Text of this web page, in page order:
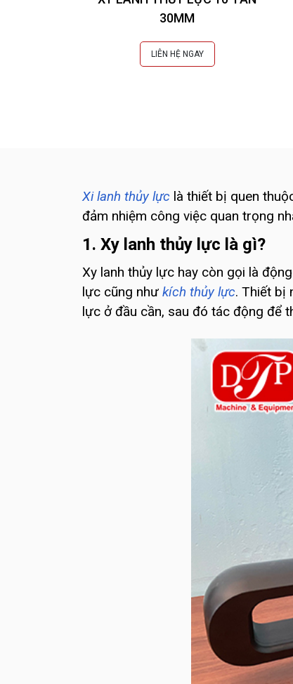
30MM
LIÊN HỆ NGAY
Xi lanh thủy lực là thiết bị quen
đảm nhiệm công việc quan trọng
1. Xy lanh thủy lực là gì?
Xy lanh thủy lực hay còn gọi là
lực cũng như kích thủy lực. Thiết bị
lực ở đầu cần, sau đó tác động để